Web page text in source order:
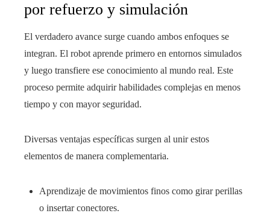
por refuerzo y simulación
El verdadero avance surge cuando ambos enfoques se
integran. El robot aprende primero en entornos simulados
y luego transfiere ese conocimiento al mundo real. Este
proceso permite adquirir habilidades complejas en menos
tiempo y con mayor seguridad.
Diversas ventajas específicas surgen al unir estos
elementos de manera complementaria.
Aprendizaje de movimientos finos como girar perillas
o insertar conectores.